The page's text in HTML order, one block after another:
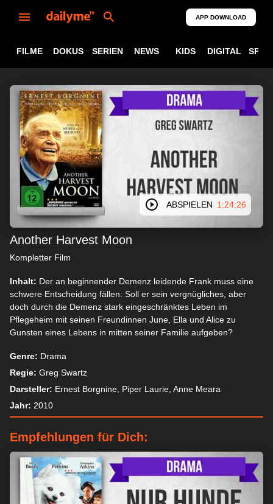
APP DOWNLOAD
FILME DOKUS SERIEN NEWS KIDS DIGITAL
ABSPIELEN 1:24:26
Another Harvest Moon
Kompletter Film
Inhalt: Der an beginnender Demenz leidende Frank muss eine
schwere Entscheidung fällen: Soll er sein vergnügliches, aber
doch durch die Demenz stark eingeschränktes Leben im
Pflegeheim mit seinen Freundinnen June, Ella und Alice zu
Gunsten eines Lebens in mitten seiner Familie aufgeben?
Genre: Drama
Regie: Greg Swartz
Darsteller: Ernest Borgnine, Piper Laurie, Anne Meara
Jahr: 2010
Empfehlungen für Dich: